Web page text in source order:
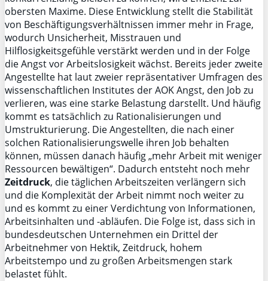
obersten Maxime. Diese Entwicklung stellt die Stabilität
von Beschäftigungsverhältnissen immer mehr in Frage,
wodurch Unsicherheit, Misstrauen und
Hilflosigkeitsgefühle verstärkt werden und in der Folge
die Angst vor Arbeitslosigkeit wächst. Bereits jeder zweite
Angestellte hat laut zweier repräsentativer Umfragen des
wissenschaftlichen Institutes der AOK Angst, den Job zu
verlieren, was eine starke Belastung darstellt. Und häufig
kommt es tatsächlich zu Rationalisierungen und
Umstrukturierung. Die Angestellten, die nach einer
solchen Rationalisierungswelle ihren Job behalten
können, müssen danach häufig „mehr Arbeit mit weniger
Ressourcen bewältigen“. Dadurch entsteht noch mehr
Zeitdruck, die täglichen Arbeitszeiten verlängern sich
und die Komplexität der Arbeit nimmt noch weiter zu
und es kommt zu einer Verdichtung von Informationen,
Arbeitsinhalten und -abläufen. Die Folge ist, dass sich in
bundesdeutschen Unternehmen ein Drittel der
Arbeitnehmer von Hektik, Zeitdruck, hohem
Arbeitstempo und zu großen Arbeitsmengen stark
belastet fühlt.